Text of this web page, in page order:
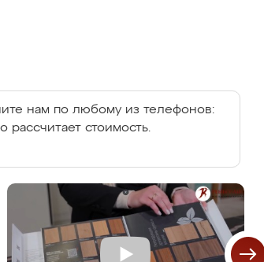
нам по любому из телефонов:
стоимость.